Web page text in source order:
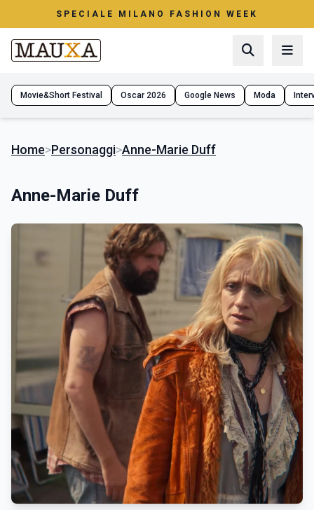
SPECIALE MILANO FASHION WEEK
Movie&Short Festival Oscar 2026 Google News Moda
Home>Personaggi>Anne-Marie Duff
Anne-Marie Duff